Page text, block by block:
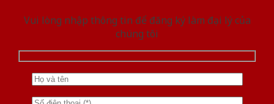
Vui lòng nhập thông tin để đăng ký làm đại lý của
chúng tôi